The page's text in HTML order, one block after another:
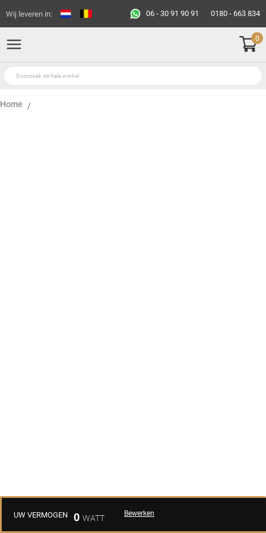
Wij leveren in: 06 - 30 91 90 91 0180 - 663 834
0
Home
UW VERMOGEN 0 Bewerken